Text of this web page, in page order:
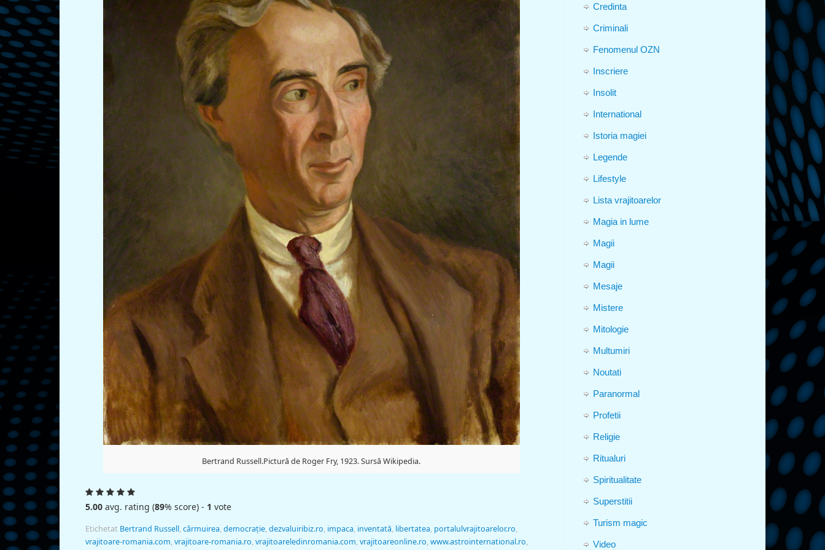
Bertrand Russell.Pictură de Roger Fry, 1923. Sursă Wikipedia.
5.00 avg. rating (89% score) - 1 vote
Etichetat Bertrand Russell,cârmuirea,democraţie,dezvaluiribiz.ro, impaca, inventată, libertatea, portalulvrajitoarelor.ro,
vrajitoare-romania.com,vrajitoare-romania.ro,vrajitoareledinromania.com,vrajitoareonline.ro,www.astrointernational.ro,
Credinta
Criminali
Fenomenul OZN
Inscriere
Insolit
International
Istoria magiei
Legende
Lifestyle
Lista vrajitoarelor
Magia in lume
Magii
Magii
Mesaje
Mistere
Mitologie
Multumiri
Noutati
Paranormal
Profetii
Religie
Ritualuri
Spiritualitate
Superstitii
Turism magic
Video